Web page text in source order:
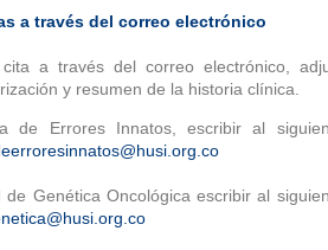
a través del correo electrónico
a través del correo electrónico,
y resumen de la historia clínica.
de Errores Innatos, escribir al
de Genética Oncológica escribir al